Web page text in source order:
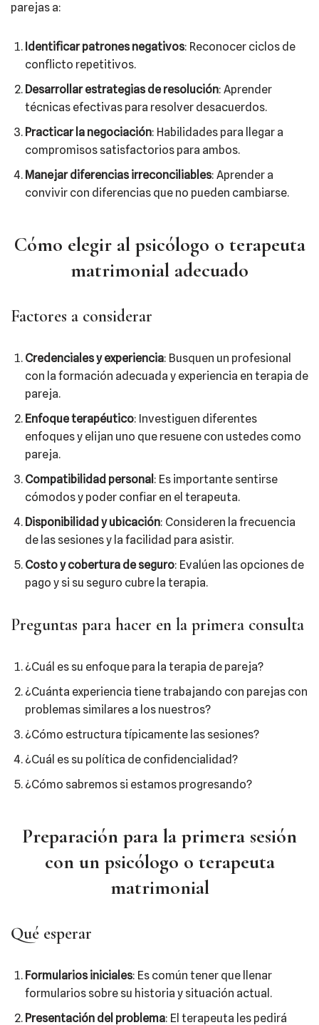
parejas a:
Identificar patrones negativos: Reconocer ciclos de
conflicto repetitivos.
Desarrollar estrategias de resolución: Aprender
técnicas efectivas para resolver desacuerdos.
Practicar la negociación: Habilidades para llegar a
compromisos satisfactorios para ambos.
Manejar diferencias irreconciliables: Aprender a
convivir con diferencias que no pueden cambiarse.
Cómo elegir al psicólogo o terapeuta
matrimonial adecuado
Factores a considerar
Credenciales y experiencia: Busquen un profesional
con la formación adecuada y experiencia en terapia de
pareja.
Enfoque terapéutico: Investiguen diferentes
enfoques y elijan uno que resuene con ustedes como
pareja.
Compatibilidad personal : Es importante sentirse
cómodos y poder confiar en el terapeuta.
Disponibilidad y ubicación: Consideren la frecuencia
de las sesiones y la facilidad para asistir.
Costo y cobertura de seguro: Evalúen las opciones de
pago y si su seguro cubre la terapia.
Preguntas para hacer en la primera consulta
¿Cuál es su enfoque para la terapia de pareja?
¿Cuánta experiencia tiene trabajando con parejas con
problemas similares a los nuestros?
¿Cómo estructura típicamente las sesiones?
¿Cuál es su política de confidencialidad?
¿Cómo sabremos si estamos progresando?
Preparación para la primera sesión
con un psicólogo o terapeuta
matrimonial
Qué esperar
Formularios iniciales: Es común tener que llenar
formularios sobre su historia y situación actual.
Presentación del problema: El terapeuta les pedirá